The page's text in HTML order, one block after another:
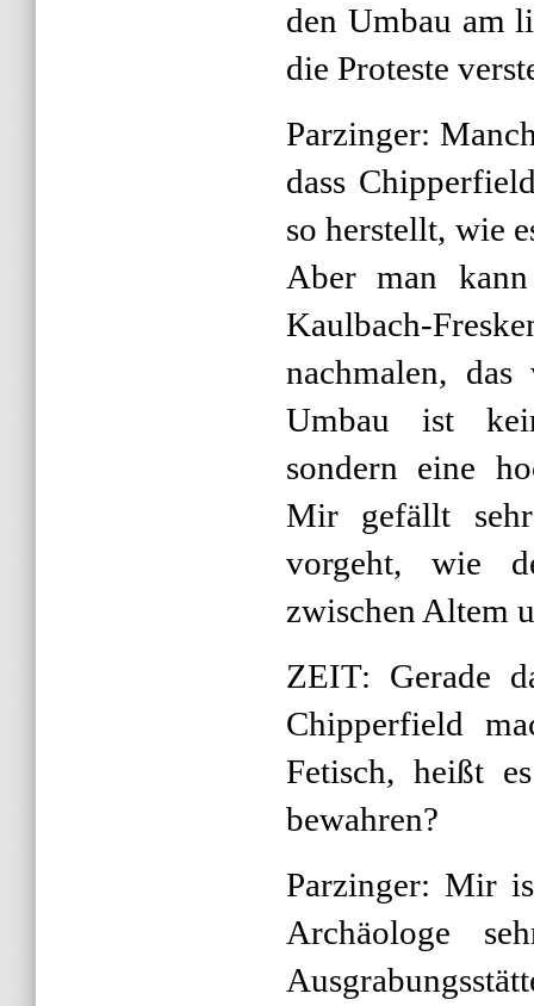
den Umbau am
die Proteste
Parzinger:
dass
so herstellt, wie
Aber man
Kaulbach-
nachmalen,
Umbau ist
sondern eine
Mir gefällt
vorgeht, wie
zwischen Altem
ZEIT: Gerade
Chipperfield
Fetisch, heißt
bewahren?
Parzinger: Mir
Archäologe